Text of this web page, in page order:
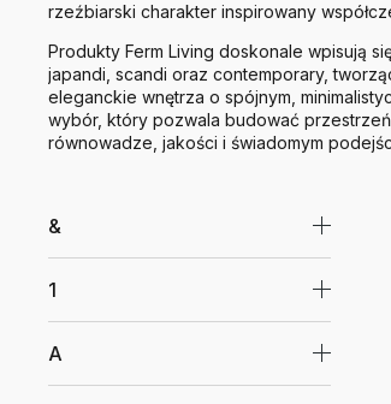
rzeźbiarski charakter inspirowany
Produkty Ferm Living doskonale wpisują
japandi, scandi oraz contemporary,
eleganckie wnętrza o spójnym,
wybór, który pozwala budować
równowadze, jakości i świadomym
&
1
A